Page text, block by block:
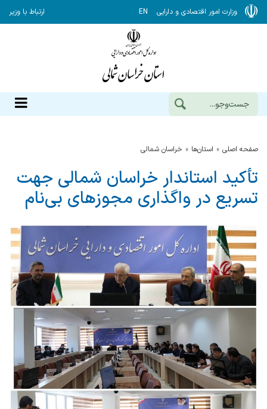
وزارت امور اقتصادی و دارایی EN ارتباط با وزیر
صفحه اصلی استان‌ها خراسان شمالي
تأکید استاندار خراسان شمالی جهت
تسریع در واگذاری مجوزهای بی‌نام